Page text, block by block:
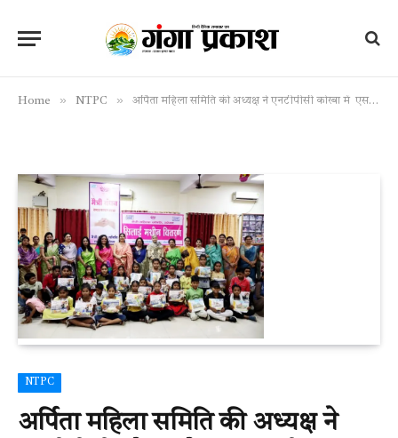
Home » NTPC » अर्पिता महिला समिति की अध्यक्ष ने एनटीपीसी कोरबा में एसएचजी महिलाओं को सिलाई मशीनें वितरित किया
NTPC
अर्पिता महिला समिति की अध्यक्ष ने